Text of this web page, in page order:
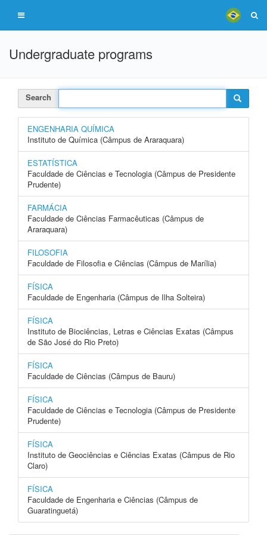
Undergraduate programs
Search
ENGENHARIA QUÍMICA
Instituto de Química (Câmpus de Araraquara)
ESTATÍSTICA
Faculdade de Ciências e Tecnologia (Câmpus de Presidente
Prudente)
FARMÁCIA
Faculdade de Ciências Farmacêuticas (Câmpus de
Araraquara)
FILOSOFIA
Faculdade de Filosofia e Ciências (Câmpus de Marília)
FÍSICA
Faculdade de Engenharia (Câmpus de Ilha Solteira)
FÍSICA
Instituto de Biociências, Letras e Ciências Exatas (Câmpus
de São José do Rio Preto)
FÍSICA
Faculdade de Ciências (Câmpus de Bauru)
FÍSICA
Faculdade de Ciências e Tecnologia (Câmpus de Presidente
Prudente)
FÍSICA
Instituto de Geociências e Ciências Exatas (Câmpus de Rio
Claro)
FÍSICA
Faculdade de Engenharia e Ciências (Câmpus de
Guaratinguetá)